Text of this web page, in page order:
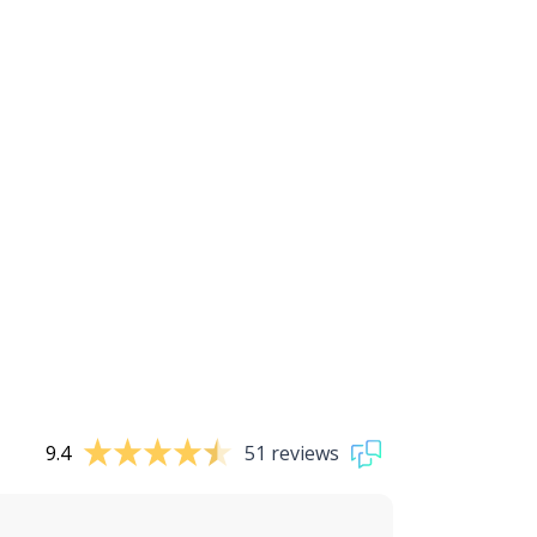
9.4 51 reviews